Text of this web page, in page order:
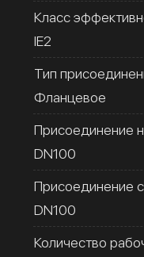
Класс
IE2
Тип
Фланцевое
Присоединение
DN100
Присоединение
DN100
Количество